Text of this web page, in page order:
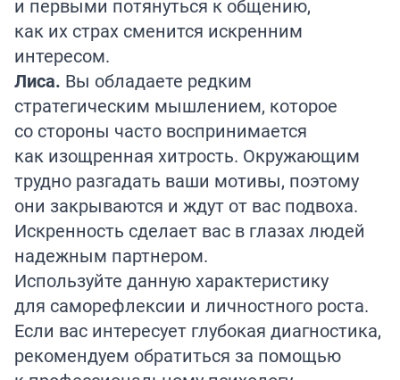
и первыми потянуться к общению,
как их страх сменится искренним
интересом.
Лиса. Вы обладаете редким
стратегическим мышлением, которое
со стороны часто воспринимается
как изощренная хитрость. Окружающим
трудно разгадать ваши мотивы, поэтому
они закрываются и ждут от вас подвоха.
Искренность сделает вас в глазах людей
надежным партнером.
Используйте данную характеристику
для саморефлексии и личностного роста.
Если вас интересует глубокая диагностика,
рекомендуем обратиться за помощью